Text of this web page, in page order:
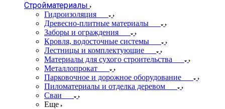
Стройматериалы
Гидроизоляция
Древесно-плитные материалы
Заборы и ограждения
Кровля, водосточные системы
Лестницы и комплектующие
Материалы для сухого строительства
Металлопрокат
Парковочное и дорожное оборудование
Пиломатериалы и отделка деревом
Сваи
Еще